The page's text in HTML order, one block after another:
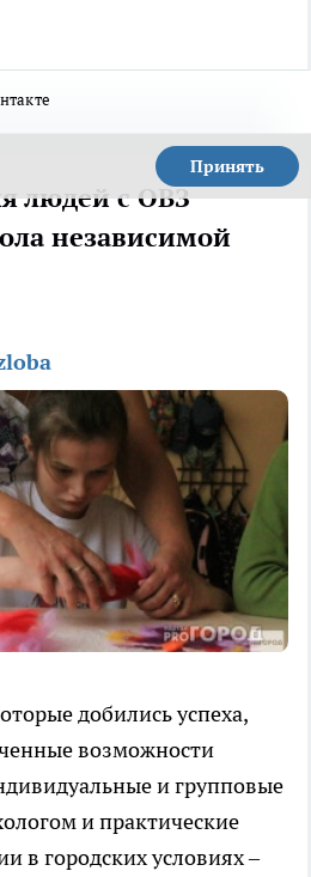
Принять
людей с ОВЗ
независимой
добились успеха,
возможности
и групповые
и практические
в городских условиях –